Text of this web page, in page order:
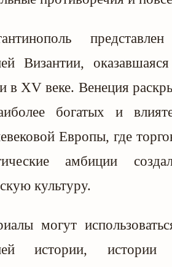
Византии,
в XV веке. Венеция
богатых и
Европы, где
амбиции
культуру.
могут
истории, истории